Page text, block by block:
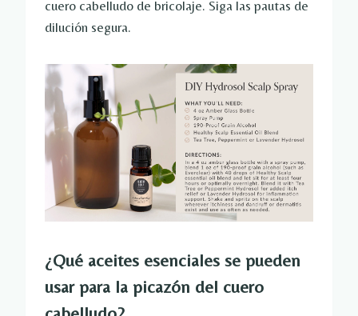
cuero cabelludo de bricolaje. Siga las pautas de
dilución segura.
¿Qué aceites esenciales se pueden
usar para la picazón del cuero